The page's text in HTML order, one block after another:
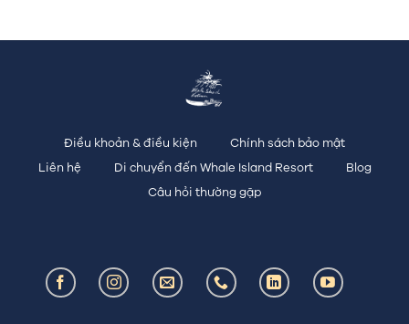
Điều khoản & điều kiện
Chính sách bảo mật
Liên hệ
Di chuyển đến Whale Island Resort
Blog
Câu hỏi thường gặp